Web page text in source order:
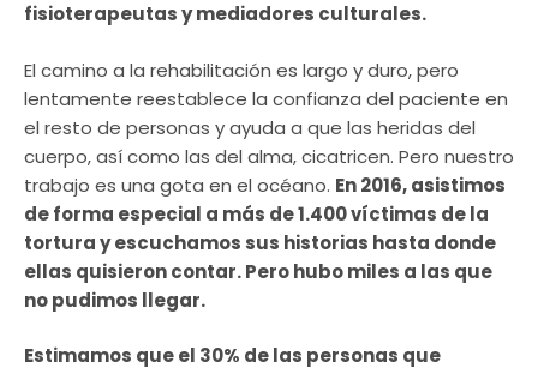
fisioterapeutas y mediadores culturales.
El camino a la rehabilitación es largo y duro, pero
lentamente reestablece la confianza del paciente en
el resto de personas y ayuda a que las heridas del
cuerpo, así como las del alma, cicatricen. Pero nuestro
trabajo es una gota en el océano. En 2016, asistimos
de forma especial a más de 1.400 víctimas de la
tortura y escuchamos sus historias hasta donde
ellas quisieron contar. Pero hubo miles a las que
no pudimos llegar.
Estimamos que el 30% de las personas que